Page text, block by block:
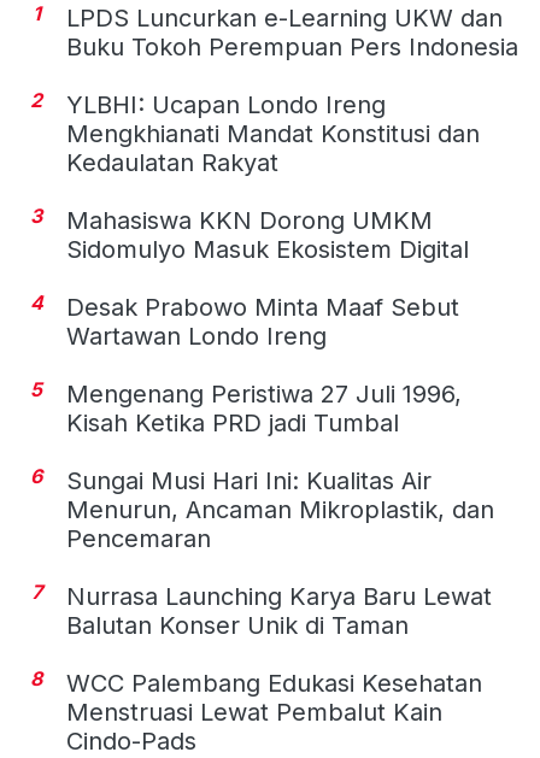
1
LPDS Luncurkan e-Learning UKW dan
Buku Tokoh Perempuan Pers Indonesia
2
YLBHI: Ucapan Londo Ireng
Mengkhianati Mandat Konstitusi dan
Kedaulatan Rakyat
3
Mahasiswa KKN Dorong UMKM
Sidomulyo Masuk Ekosistem Digital
4
Desak Prabowo Minta Maaf Sebut
Wartawan Londo Ireng
5
Mengenang Peristiwa 27 Juli 1996,
Kisah Ketika PRD jadi Tumbal
6
Sungai Musi Hari Ini: Kualitas Air
Menurun, Ancaman Mikroplastik, dan
Pencemaran
7
Nurrasa Launching Karya Baru Lewat
Balutan Konser Unik di Taman
8
WCC Palembang Edukasi Kesehatan
Menstruasi Lewat Pembalut Kain
Cindo-Pads